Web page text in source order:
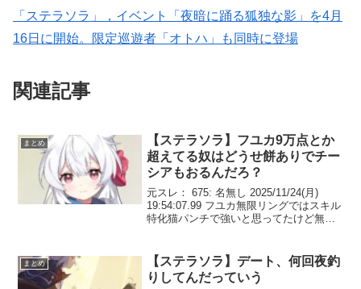
「ステラソラ」，イベント「夜暗に踊る狐独な影」を4月
16日に開始。限定巡遊者「オトハ」も同時に登場
関連記事
まとめ
【ステラソラ】フユカ9万点とか
超えてる奴はどうせ餅ありでチー
シアもおるんだろ？
元スレ： 675: 名無し 2025/11/24(月)
19:54:07.99 フユカ無限リングではスキル
特化猫パンチで強いと思ってたけど無凸
チトセより弱い9万点とか...
まとめ
【ステラソラ】デート、何回夜釣
りしてんだっていう